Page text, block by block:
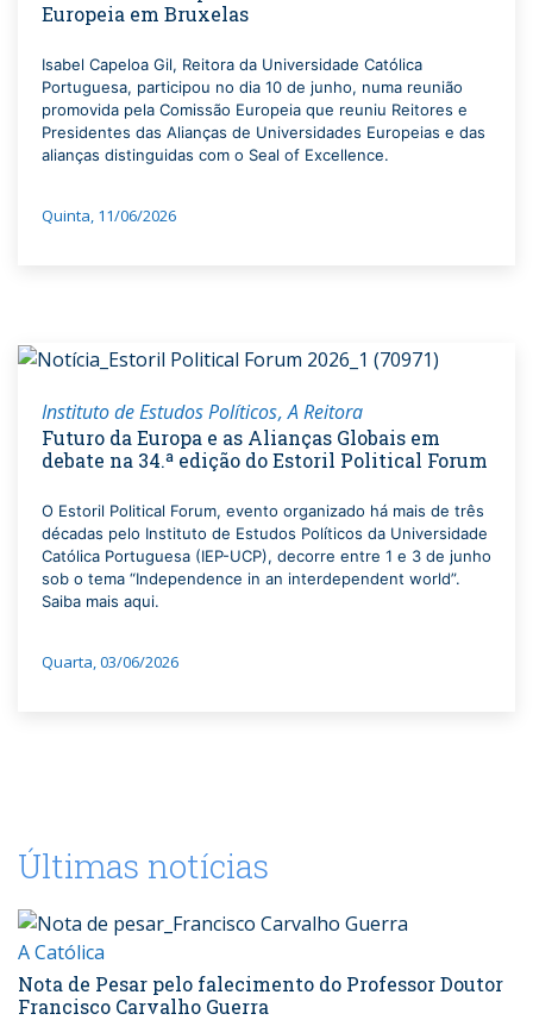
Europeia em Bruxelas
Isabel Capeloa Gil, Reitora da Universidade Católica
Portuguesa, participou no dia 10 de junho, numa reunião
promovida pela Comissão Europeia que reuniu Reitores e
Presidentes das Alianças de Universidades Europeias e das
alianças distinguidas com o Seal of Excellence.
Quinta, 11/06/2026
Instituto de Estudos Políticos A Reitora
Futuro da Europa e as Alianças Globais em
debate na 34.ª edição do Estoril Political Forum
O Estoril Political Forum, evento organizado há mais de três
décadas pelo Instituto de Estudos Políticos da Universidade
Católica Portuguesa (IEP-UCP), decorre entre 1 e 3 de junho
sob o tema “Independence in an interdependent world”.
Saiba mais aqui.
Quarta, 03/06/2026
Últimas notícias
A Católica
Nota de Pesar pelo falecimento do Professor Doutor
Francisco Carvalho Guerra